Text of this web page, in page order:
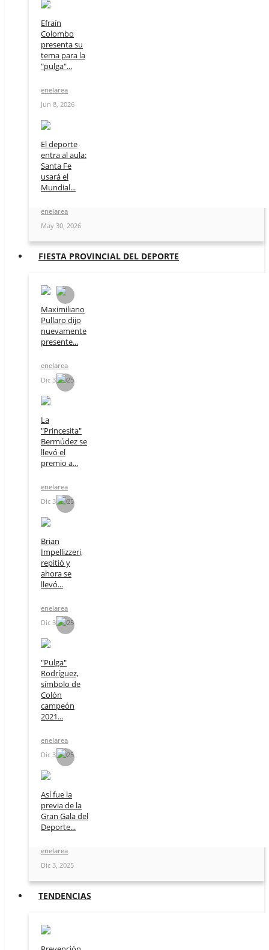
Efraín
Colombo
presenta su
tema para la
"pulga"...
enelarea
Jun 8, 2026
El deporte
entra al aula:
Santa Fe
usará el
Mundial...
enelarea
May 30, 2026
FIESTA PROVINCIAL DEL DEPORTE
Maximiliano
Pullaro dijo
nuevamente
presente...
enelarea
Dic 3, 2025
La
"Princesita"
Bermúdez se
llevó el
premio a...
enelarea
Dic 3, 2025
Brian
Impellizzeri,
repitió y
ahora se
llevó...
enelarea
Dic 3, 2025
"Pulga"
Rodríguez,
símbolo de
Colón
campeón
2021...
enelarea
Dic 3, 2025
Así fue la
previa de la
Gran Gala del
Deporte...
enelarea
Dic 3, 2025
TENDENCIAS